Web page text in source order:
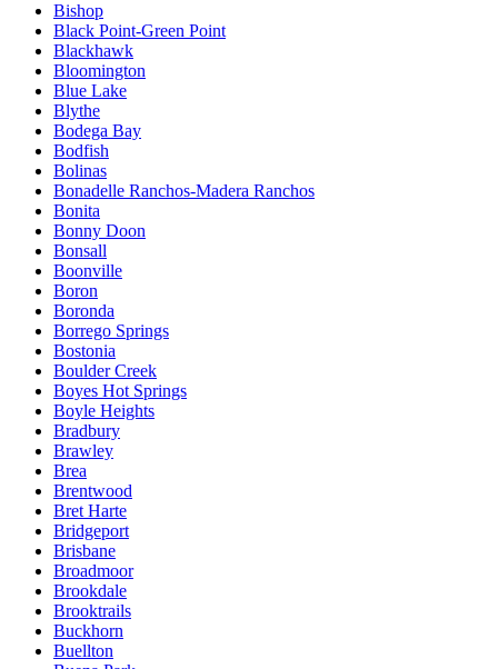
Bishop
Black Point-Green Point
Blackhawk
Bloomington
Blue Lake
Blythe
Bodega Bay
Bodfish
Bolinas
Bonadelle Ranchos-Madera Ranchos
Bonita
Bonny Doon
Bonsall
Boonville
Boron
Boronda
Borrego Springs
Bostonia
Boulder Creek
Boyes Hot Springs
Boyle Heights
Bradbury
Brawley
Brea
Brentwood
Bret Harte
Bridgeport
Brisbane
Broadmoor
Brookdale
Brooktrails
Buckhorn
Buellton